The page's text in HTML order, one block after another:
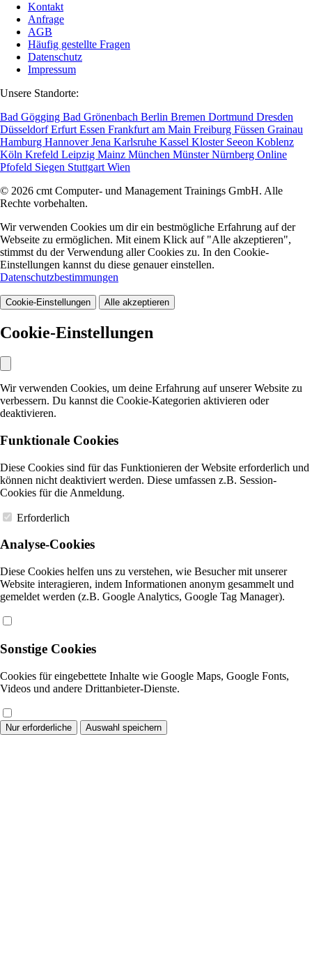
Kontakt
Anfrage
AGB
Häufig gestellte Fragen
Datenschutz
Impressum
Unsere Standorte:
Bad Gögging Bad Grönenbach Berlin Bremen Dortmund Dresden
DüsseldorfErfurtEssen Frankfurt am Main Freiburg Füssen Grainau
Hamburg HannoverJena Karlsruhe Kassel Kloster Seeon Koblenz
Köln Krefeld Leipzig Mainz München MünsterNürnberg Online
Pfofeld Siegen StuttgartWien
© 2026 cmt Computer- und Management Trainings GmbH. Alle
Rechte vorbehalten.
Wir verwenden Cookies um dir ein bestmögliche Erfahrung auf der
Webseite zu ermöglichen. Mit einem Klick auf "Alle akzeptieren",
stimmst du der Verwendung aller Cookies zu. In den Cookie-
Einstellungen kannst du diese genauer einstellen.
Datenschutzbestimmungen
Cookie-Einstellungen Alle akzeptieren
Cookie-Einstellungen
Wir verwenden Cookies, um deine Erfahrung auf unserer Website zu
verbessern. Du kannst die Cookie-Kategorien aktivieren oder
deaktivieren.
Funktionale Cookies
Diese Cookies sind für das Funktionieren der Website erforderlich und
können nicht deaktiviert werden. Diese umfassen z.B. Session-
Cookies für die Anmeldung.
Erforderlich
Analyse-Cookies
Diese Cookies helfen uns zu verstehen, wie Besucher mit unserer
Website interagieren, indem Informationen anonym gesammelt und
gemeldet werden (z.B. Google Analytics, Google Tag Manager).
Sonstige Cookies
Cookies für eingebettete Inhalte wie Google Maps, Google Fonts,
Videos und andere Drittanbieter-Dienste.
Nur erforderliche Auswahl speichern